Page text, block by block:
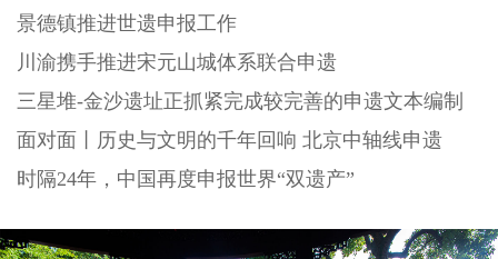
景德镇推进世遗申报工作
川渝携手推进宋元山城体系联合申遗
三星堆-金沙遗址正抓紧完成较完善的申遗文本编制
面对面丨历史与文明的千年回响 北京中轴线申遗
时隔24年，中国再度申报世界“双遗产”